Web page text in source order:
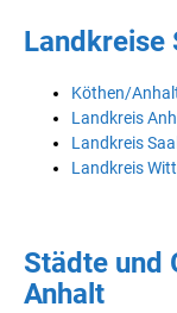
Landkreise
Köthen/
Landkreis
Landkreis
Landkreis
Städte und
Anhalt